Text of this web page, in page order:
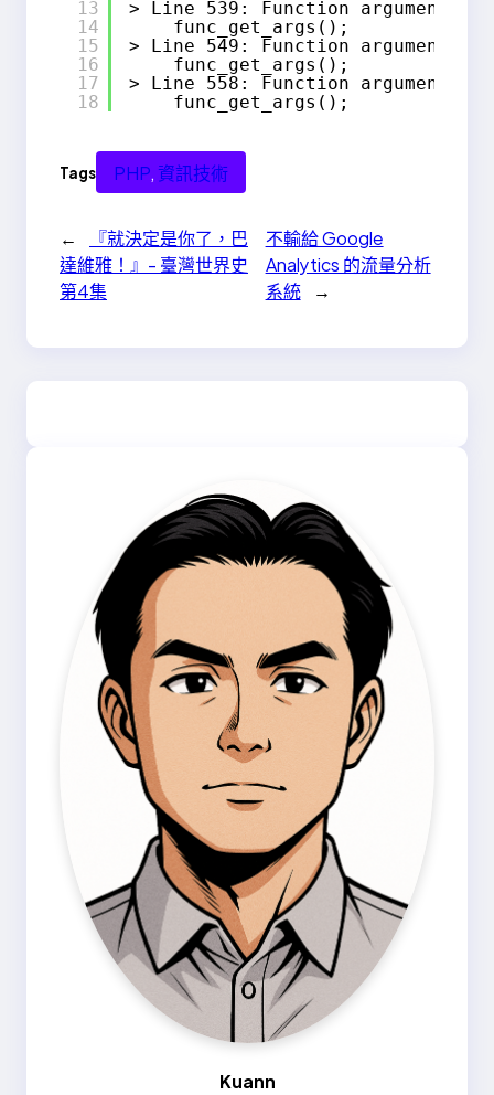
13
14
15
16
17
18
> Line 539: Function
func_get_args();
> Line 549: Function
func_get_args();
> Line 558: Function
func_get_args();
Tags PHP, 資訊技術
←
『就決定是你了，巴
達維雅！』- 臺灣世界史
第4集
不輸給 Google
Analytics 的流量分析
系統
→
Kuann